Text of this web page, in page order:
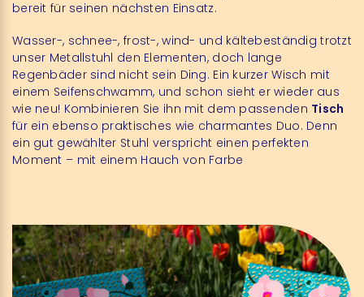
bereit für seinen nächsten Einsatz.
Wasser-, schnee-, frost-, wind- und kältebeständig trotzt
unser Metallstuhl den Elementen, doch lange
Regenbäder sind nicht sein Ding. Ein kurzer Wisch mit
einem Seifenschwamm, und schon sieht er wieder aus
wie neu! Kombinieren Sie ihn mit dem passenden Tisch
für ein ebenso praktisches wie charmantes Duo. Denn
ein gut gewählter Stuhl verspricht einen perfekten
Moment – mit einem Hauch von Farbe